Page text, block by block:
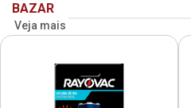
BAZAR
Veja mais